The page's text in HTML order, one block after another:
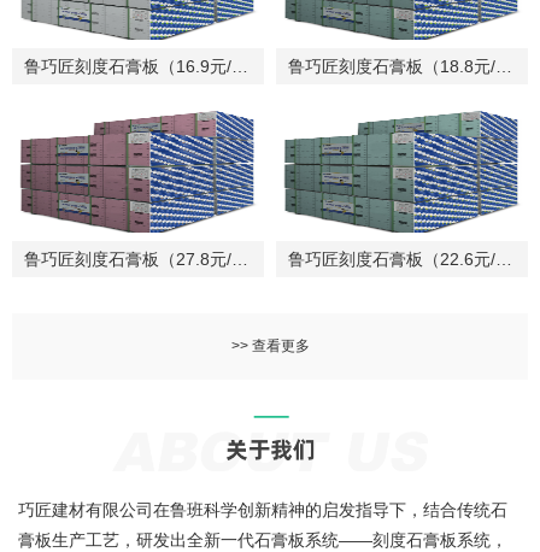
>> 查看更多
巧匠建材有限公司在鲁班科学创新精神的启发指导下，结合传统石
膏板生产工艺，研发出全新一代石膏板系统——刻度石膏板系统，